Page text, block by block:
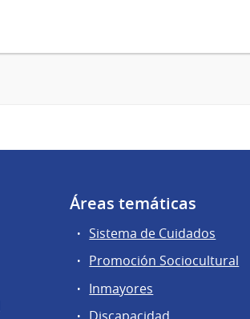
Áreas temáticas
Sistema de Cuidados
Promoción Sociocultural
Inmayores